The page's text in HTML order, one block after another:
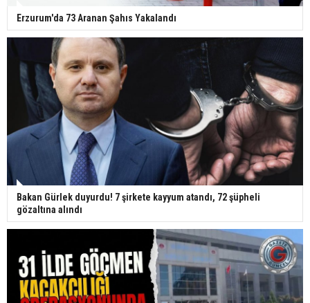
Erzurum'da 73 Aranan Şahıs Yakalandı
Bakan Gürlek duyurdu! 7 şirkete kayyum atandı, 72 şüpheli
gözaltına alındı